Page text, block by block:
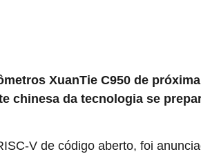
XuanTie C950 de
chinesa da tecnologia se
V de código aberto, foi